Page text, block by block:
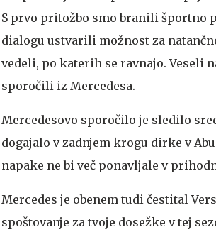
S prvo pritožbo smo branili športno
dialogu ustvarili možnost za
vedeli, po katerih se ravnajo. Veseli
sporočili iz Mercedesa.
Mercedesovo sporočilo je sledilo
dogajalo v zadnjem krogu dirke v
napake ne bi več ponavljale v
Mercedes je obenem tudi čestital
spoštovanje za tvoje dosežke v tej